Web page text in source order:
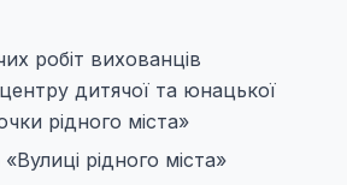
робіт вихованців
дитячої та юнацької
рідного міста»
рідного міста»